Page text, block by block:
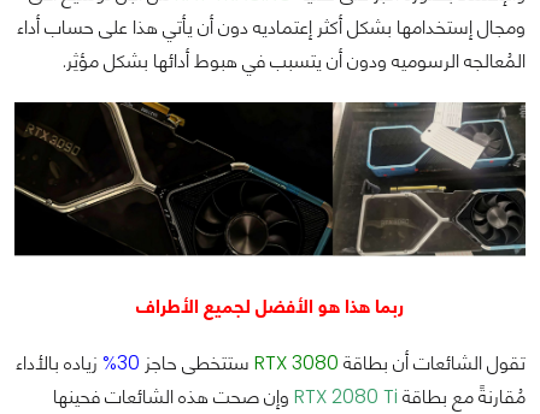
ومجال إستخدامها بشكل أكثر إعتماديه دون أن يأتي هذا على حساب أداء
المُعالجه الرسوميه ودون أن يتسبب في هبوط أدائها بشكل مؤثِر.
ربما هذا هو الأفضل لجميع الأطراف
تقول الشائعات أن بطاقة RTX 3080 ستتخطى حاجز 30%
زياده بالأداء
مُقارنةً مع بطاقة RTX 2080 Ti وإن صحت هذه الشائعات فحينها